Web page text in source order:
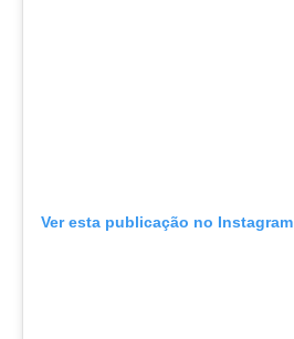
Ver esta publicação no Instagram